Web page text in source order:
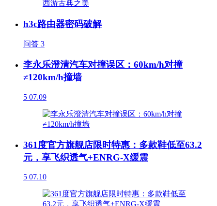
h3c路由器密码破解
问答 3
李永乐澄清汽车对撞误区：60km/h对撞
≠120km/h撞墙
5 07.09
361度官方旗舰店限时特惠：多款鞋低至63.2
元，享飞织透气+ENRG-X缓震
5 07.10